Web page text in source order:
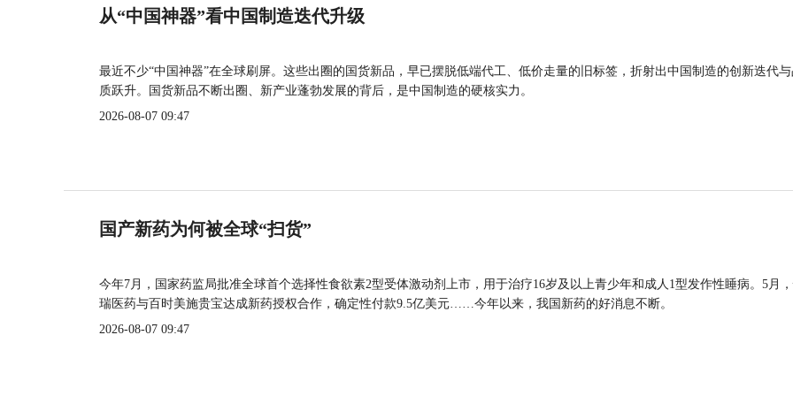
从“中国神器”看中国制造迭代升级
最近不少“中国神器”在全球刷屏。这些出圈的国货新品，早已摆脱低端代工、低价走量的旧标签，折射出中国制造的创新迭代
质跃升。国货新品不断出圈、新产业蓬勃发展的背后，是中国制造的硬核实力。
2026-08-07 09:47
国产新药为何被全球“扫货”
今年7月，国家药监局批准全球首个选择性食欲素2型受体激动剂上市，用于治疗16岁及以上青少年和成人1型发作性睡病。5月
瑞医药与百时美施贵宝达成新药授权合作，确定性付款9.5亿美元……今年以来，我国新药的好消息不断。
2026-08-07 09:47